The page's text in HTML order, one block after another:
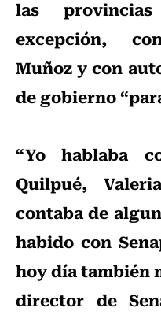
las
excepción,
Muñoz y con
de gobierno
“Yo hablaba
Quilpué,
contaba de
habido con
hoy día también
director de